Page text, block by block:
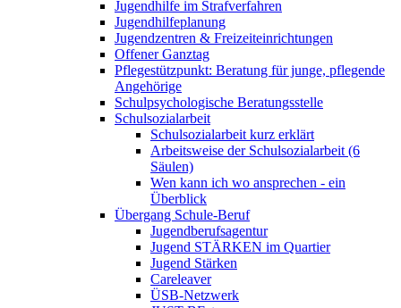
Jugendhilfe im Strafverfahren
Jugendhilfeplanung
Jugendzentren & Freizeiteinrichtungen
Offener Ganztag
Pflegestützpunkt: Beratung für junge, pflegende
Angehörige
Schulpsychologische Beratungsstelle
Schulsozialarbeit
Schulsozialarbeit kurz erklärt
Arbeitsweise der Schulsozialarbeit (6
Säulen)
Wen kann ich wo ansprechen - ein
Überblick
Übergang Schule-Beruf
Jugendberufsagentur
Jugend STÄRKEN im Quartier
Jugend Stärken
Careleaver
ÜSB-Netzwerk